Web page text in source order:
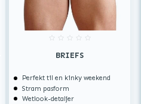
BRIEFS
Perfekt til en kinky weekend
Stram pasform
Wetlook-detaljer